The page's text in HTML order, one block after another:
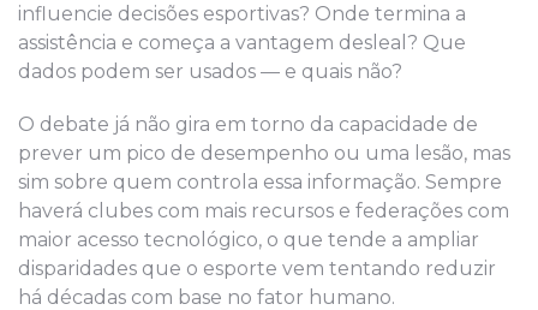
influencie decisões esportivas? Onde termina a
assistência e começa a vantagem desleal? Que
dados podem ser usados — e quais não?
O debate já não gira em torno da capacidade de
prever um pico de desempenho ou uma lesão, mas
sim sobre quem controla essa informação. Sempre
haverá clubes com mais recursos e federações com
maior acesso tecnológico, o que tende a ampliar
disparidades que o esporte vem tentando reduzir
há décadas com base no fator humano.